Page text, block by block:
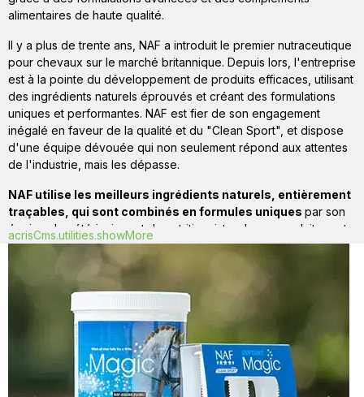
alimentaires de haute qualité.
Il y a plus de trente ans, NAF a introduit le premier nutraceutique
pour chevaux sur le marché britannique. Depuis lors, l'entreprise
est à la pointe du développement de produits efficaces, utilisant
des ingrédients naturels éprouvés et créant des formulations
uniques et performantes. NAF est fier de son engagement
inégalé en faveur de la qualité et du "Clean Sport", et dispose
d'une équipe dévouée qui non seulement répond aux attentes
de l'industrie, mais les dépasse.
NAF utilise les meilleurs ingrédients naturels, entièrement
traçables, qui sont combinés en formules uniques par son
équipe de vétérinaires et de nutritionnistes. Leurs produits sont
développés sous la direction du vétérinaire Dr Andy Richardson,
BVSc CertAVP (ESM) MRCVS, de la nutritionniste agréée Kate
Hore RNutr (Animal) et de chimistes, dont le chimiste spécialisé
en formulation Dr Matt Hayward. Ils produisent une gamme
complète de compléments alimentaires efficaces pour les
articulations, la performance, les sabots ainsi que la santé
L'entreprise est très fière d'être le seul fournisseur officiel de
acrisCms.utilities.showMore